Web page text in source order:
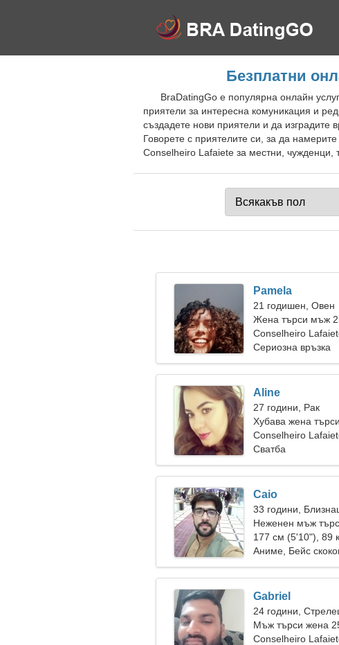
Безплатни
BraDatingGo е популярна онлайн
приятели за интересна комуникация и
създадете нови приятели и да изградите
Говорете с приятелите си, за да
Conselheiro Lafaiete за местни, чужденци,
Pamela
21 годишен, Овен
Жена търси мъж
Conselheiro
Сериозна връзка
Aline
27 години, Рак
Хубава жена
Conselheiro
Сватба
Caio
33 години,
Неженен мъж
177 см (5'10"), 89
Аниме, Бейс
Gabriel
24 години,
Мъж търси жена
Conselheiro